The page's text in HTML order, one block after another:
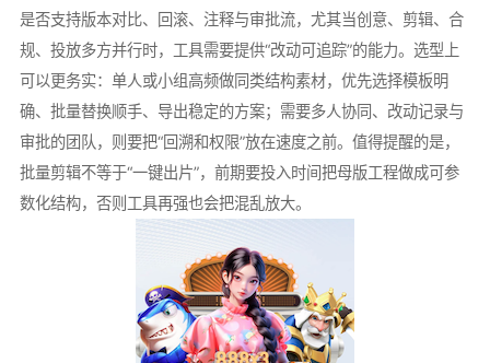
是否支持版本对比、回滚、注释与审批流，尤其当创意、剪辑、合
规、投放多方并行时，工具需要提供“改动可追踪”的能力。选型上
可以更务实：单人或小组高频做同类结构素材，优先选择模板明
确、批量替换顺手、导出稳定的方案；需要多人协同、改动记录与
审批的团队，则要把“回溯和权限”放在速度之前。值得提醒的是，
批量剪辑不等于“一键出片”，前期要投入时间把母版工程做成可参
数化结构，否则工具再强也会把混乱放大。